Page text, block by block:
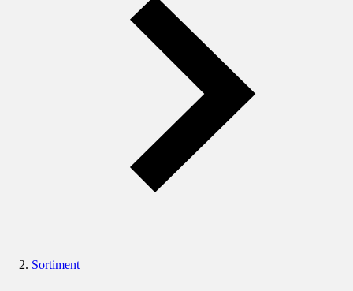
Sortiment